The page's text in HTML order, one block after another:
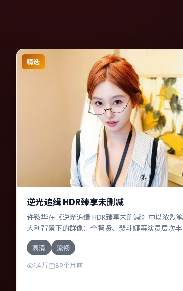
精选
逆光追缉 HDR臻享未删减
许鞍华在《逆光追缉 HDR臻享未删减》中以浓烈
大利背景下的群像：全智贤、裴斗娜等演员层次丰
一部战争作品，故事从日常裂缝切入，逐步推向不
结局；视听语言统一，情感落点克制有力。
高清 流畅
1.4万 89个月前